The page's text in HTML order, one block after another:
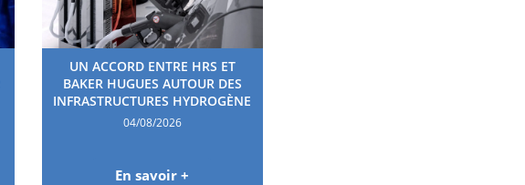
UN ACCORD ENTRE HRS ET
BAKER HUGUES AUTOUR DES
INFRASTRUCTURES HYDROGÈNE
04/08/2026
En savoir +